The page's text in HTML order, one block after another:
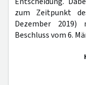
zum Zeitpunkt
Dezember 2019)
Beschluss vom 6.